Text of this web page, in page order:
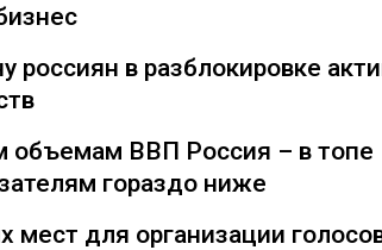
в разблокировке
ВВП Россия – в топе
гораздо ниже
для организации